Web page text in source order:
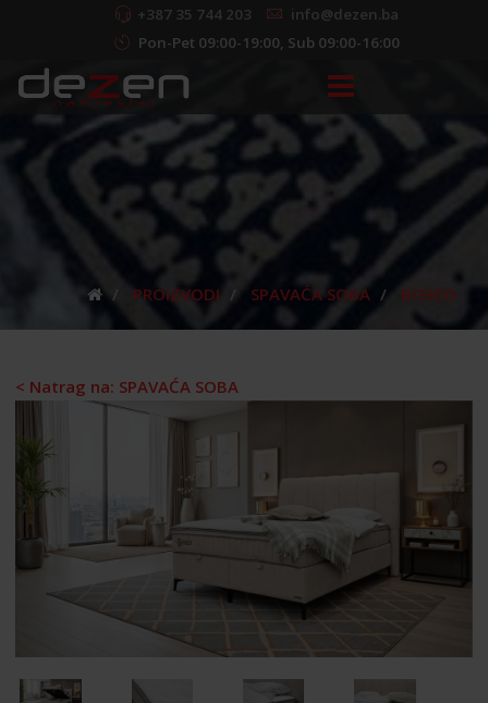
+387 35 744 203
info@dezen.ba
Pon-Pet 09:00-19:00, Sub 09:00-16:00
PROIZVODI SPAVAĆA SOBA BOSCO
< Natrag na: SPAVAĆA SOBA